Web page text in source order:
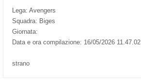
Lega: Avengers
Squadra: Biges
Giornata:
Data e ora compilazione: 16/05/2026 11.47.02
strano